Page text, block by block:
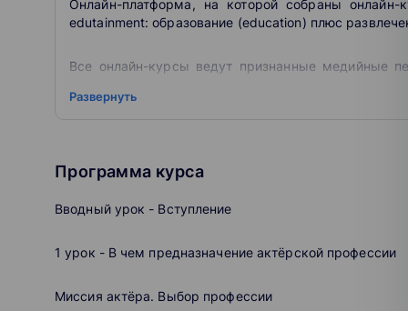
Онлайн-платформа, на которой собраны
edutainment: образование (education) плюс
Все онлайн-курсы ведут признанные медийные
выходят далеко за рамки профессии и доступны
На платформе ты можешь составить
оформить годовую подписку и получить все
Материал онлайн-курсов усваивается легко
5 до 30 минут и качеству видеокартинки, которое
Онлайн-платформа «Уроки Легенд» создана для
Развернуть
Программа курса
Вводный урок - Вступление
1 урок - В чем предназначение актёрской профессии
Миссия актёра. Выбор профессии